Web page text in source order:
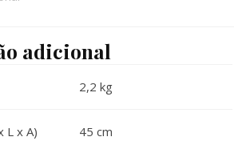
adicional
2,2 kg
L x A) 45 cm